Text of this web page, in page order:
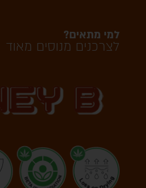
למי מתאים?
לצרכנים מנוסים מאוד